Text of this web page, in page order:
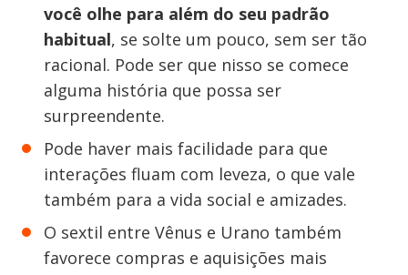
você olhe para além do seu padrão
habitual, se solte um pouco, sem ser tão
racional. Pode ser que nisso se comece
alguma história que possa ser
surpreendente.
Pode haver mais facilidade para que
interações fluam com leveza, o que vale
também para a vida social e amizades.
O sextil entre Vênus e Urano também
favorece compras e aquisições mais